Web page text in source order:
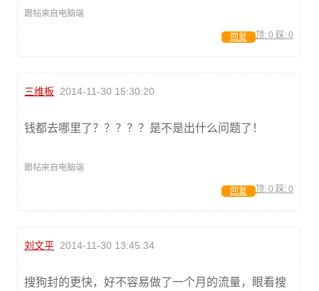
跟帖来自电脑端
顶: 0 踩: 0
回复
三维板 2014-11-30 15:30:20
钱都去哪里了？？？？？是不是出什么问题了！
跟帖来自电脑端
顶: 0 踩: 0
回复
刘文平 2014-11-30 13:45:34
搜狗封的更快，好不容易做了一个月的流量，眼看搜